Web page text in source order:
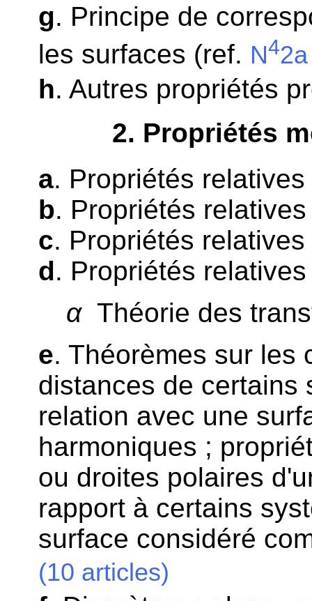
g. Principe de
les surfaces (ref. N42a
h. Autres propriétés
2. Propriétés
a. Propriétés
b. Propriétés
c. Propriétés
d. Propriétés
αThéorie des
e. Théorèmes sur les
distances de certains
relation avec une
harmoniques ;
ou droites polaires
rapport à certains
surface considéré
(10 articles)